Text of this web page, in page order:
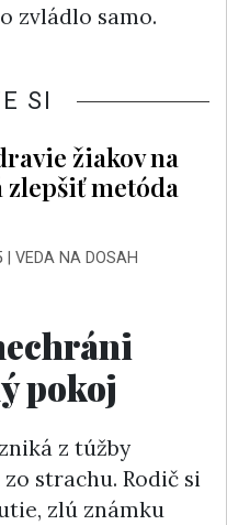
zvládlo samo.
SI
žiakov na
zlepšiť metóda
| VEDA NA DOSAH
pokoj
z túžby
strachu. Rodič si
zlú známku